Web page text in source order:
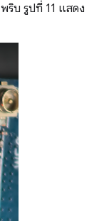
ริบ รูปที่ 11 แสดง